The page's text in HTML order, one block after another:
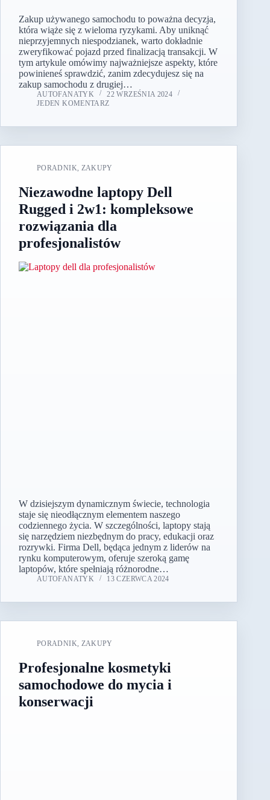
Zakup używanego samochodu to poważna decyzja,
która wiąże się z wieloma ryzykami. Aby uniknąć
nieprzyjemnych niespodzianek, warto dokładnie
zweryfikować pojazd przed finalizacją transakcji. W
tym artykule omówimy najważniejsze aspekty, które
powinieneś sprawdzić, zanim zdecydujesz się na
zakup samochodu z drugiej…
AUTOFANATYK
22 WRZEŚNIA 2024
JEDEN KOMENTARZ
PORADNIK ZAKUPY
Niezawodne laptopy Dell
Rugged i 2w1: kompleksowe
rozwiązania dla
profesjonalistów
W dzisiejszym dynamicznym świecie, technologia
staje się nieodłącznym elementem naszego
codziennego życia. W szczególności, laptopy stają
się narzędziem niezbędnym do pracy, edukacji oraz
rozrywki. Firma Dell, będąca jednym z liderów na
rynku komputerowym, oferuje szeroką gamę
laptopów, które spełniają różnorodne…
AUTOFANATYK 13 CZERWCA 2024
PORADNIK, ZAKUPY
Profesjonalne kosmetyki
samochodowe do mycia i
konserwacji